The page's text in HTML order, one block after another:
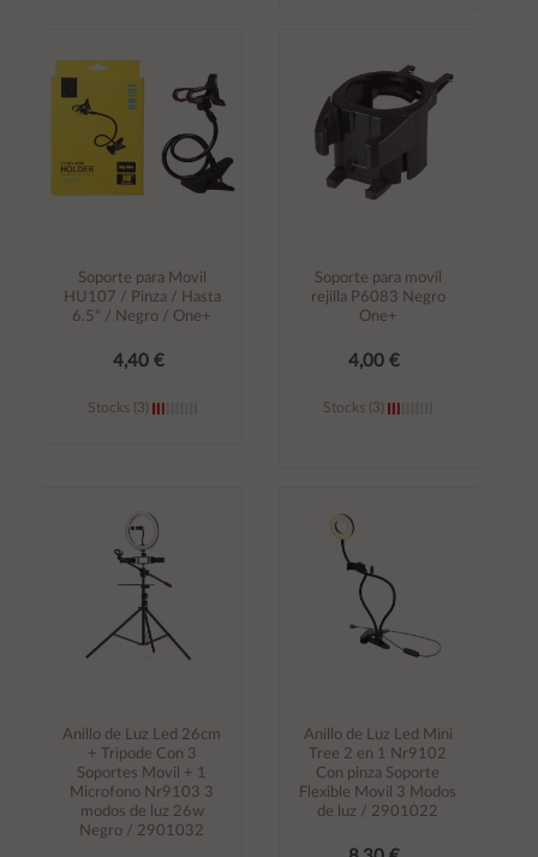
carrito
carrito
Soporte para Movil
HU107 / Pinza / Hasta
6.5" / Negro / One+
4,40 €
Stocks (3)
carrito
Soporte para movil
rejilla P6083 Negro
One+
4,00 €
Stocks (3)
carrito
Anillo de Luz Led 26cm
+ Tripode Con 3
Soportes Movil + 1
Microfono Nr9103 3
modos de luz 26w
Negro / 2901032
Anillo de Luz Led Mini
Tree 2 en 1 Nr9102
Con pinza Soporte
Flexible Movil 3 Modos
de luz / 2901022